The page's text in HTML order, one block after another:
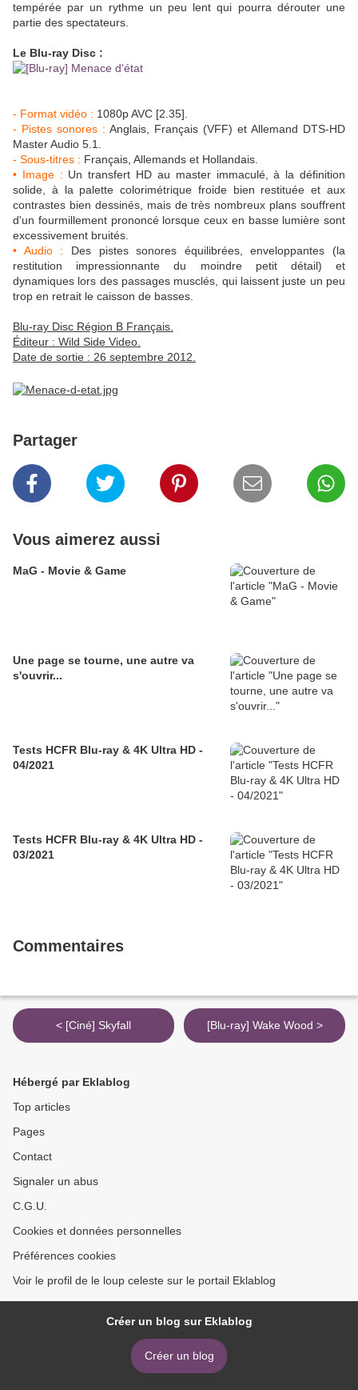
tempérée par un rythme un peu lent qui pourra dérouter une
partie des spectateurs.
Le Blu-ray Disc :
- Format vidéo : 1080p AVC [2.35].
- Pistes sonores : Anglais, Français (VFF) et Allemand DTS-HD
Master Audio 5.1.
- Sous-titres : Français, Allemands et Hollandais.
• Image : Un transfert HD au master immaculé, à la définition
solide, à la palette colorimétrique froide bien restituée et aux
contrastes bien dessinés, mais de très nombreux plans souffrent
d'un fourmillement prononcé lorsque ceux en basse lumière sont
excessivement bruités.
• Audio : Des pistes sonores équilibrées, enveloppantes (la
restitution impressionnante du moindre petit détail) et
dynamiques lors des passages musclés, qui laissent juste un peu
trop en retrait le caisson de basses.
Blu-ray Disc Région B Français.
Éditeur : Wild Side Video.
Date de sortie : 26 septembre 2012.
Partager
Vous aimerez aussi
MaG - Movie & Game
Une page se tourne, une autre va
s'ouvrir...
Tests HCFR Blu-ray & 4K Ultra HD -
04/2021
Tests HCFR Blu-ray & 4K Ultra HD -
03/2021
Commentaires
< [Ciné] Skyfall [Blu-ray] Wake Wood >
Hébergé par Eklablog
Top articles
Pages
Contact
Signaler un abus
C.G.U.
Cookies et données personnelles
Préférences cookies
Voir le profil de le loup celeste sur le portail Eklablog
Créer un blog sur Eklablog
Créer un blog